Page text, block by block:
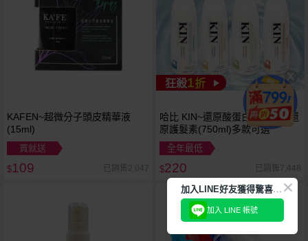
KAFEN~超微分子頭皮精華液
(15ml)
買就送
$109 已銷售2,047
狂殺1折
哈比 KIN~還原酸蛋白洗髮精／還
原護髮素(750ml)多款可選
全年最低
$220 已銷售7,448
加
入LINE好友獲得驚喜折扣!
加入 LINE 帳號